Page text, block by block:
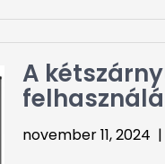
A
november 11, 2024 |